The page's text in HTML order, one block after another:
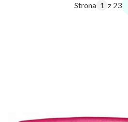
Strona z 23